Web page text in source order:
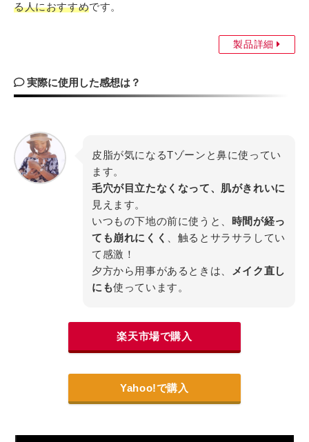
る人におすすめです。
製品詳細
実際に使用した感想は？
皮脂が気になるTゾーンと鼻に使ってい
ます。
毛穴が目立たなくなって、肌がきれいに
見えます。
いつもの下地の前に使うと、 時間が経っ
ても崩れにくく
、触るとサラサラしてい
て感激！
夕方から用事があるときは、
メイク直し
にも使っています。
楽天市場で購入
Yahoo!で購入